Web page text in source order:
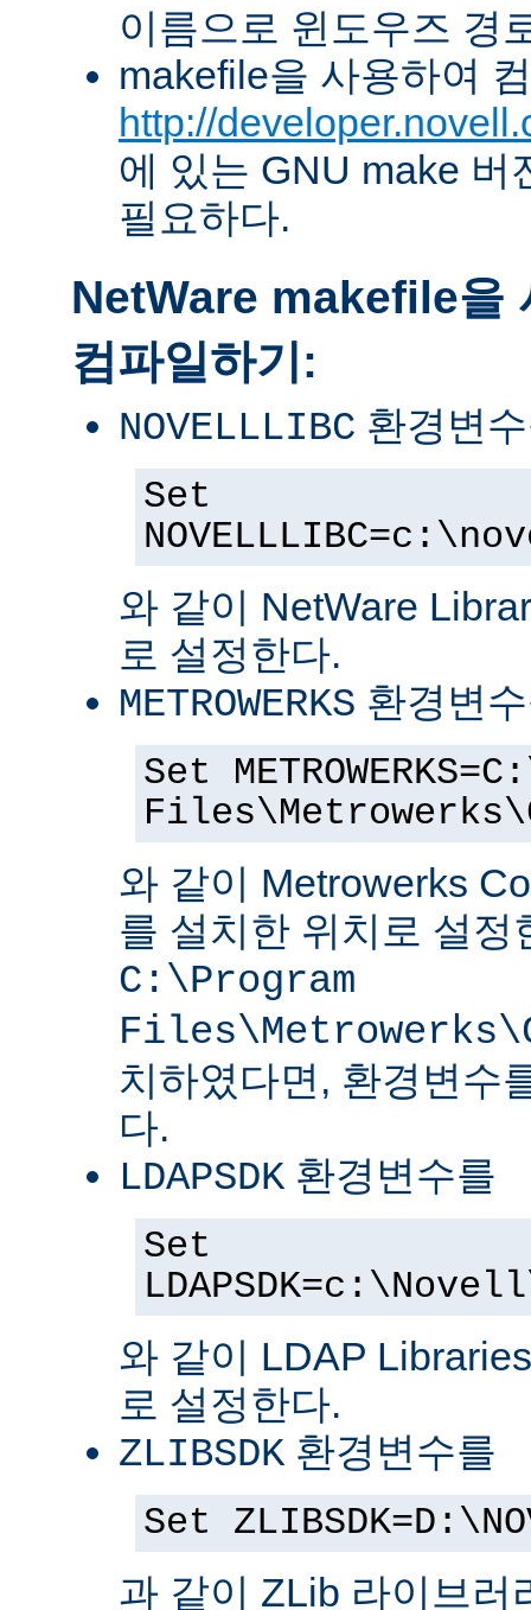
이름으로 윈도우즈 경
makefile을 사용하여
http://
에 있는 GNU make 버
필요하다.
NetWare makefile을
컴파일하기:
NOVELLLIBC 환경변
Set
와 같이 NetWare
로 설정한다.
METROWERKS 환경변
Set
와 같이 Metrowerks
를 설치한 위치로 설정
C:\Program
치하였다면, 환경변수
다.
LDAPSDK 환경변수를
Set
와 같이 LDAP
로 설정한다.
ZLIBSDK 환경변수를
Set
과 같이 ZLib 라이브러